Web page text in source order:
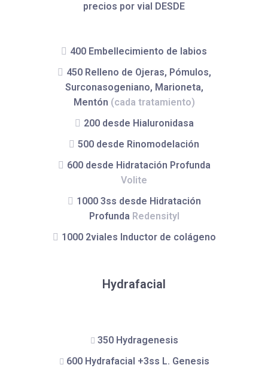
precios por vial DESDE
400 Embellecimiento de labios
450 Relleno de Ojeras, Pómulos,
Surconasogeniano, Marioneta,
Mentón (cada tratamiento)
200 desde Hialuronidasa
500 desde Rinomodelación
600 desde Hidratación Profunda
Volite
1000 3ss desde Hidratación
Profunda RedensityI
1000 2viales Inductor de colágeno
Hydrafacial
350 Hydragenesis
600 Hydrafacial +3ss L. Genesis